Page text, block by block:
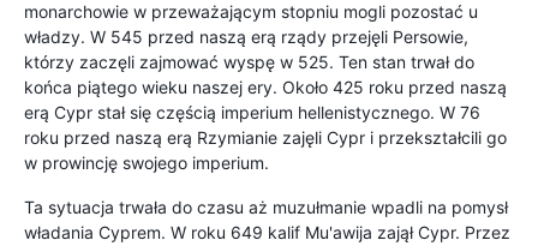
monarchowie w przeważającym stopniu mogli pozostać u
władzy. W 545 przed naszą erą rządy przejęli Persowie,
którzy zaczęli zajmować wyspę w 525. Ten stan trwał do
końca piątego wieku naszej ery. Około 425 roku przed naszą
erą Cypr stał się częścią imperium hellenistycznego. W 76
roku przed naszą erą Rzymianie zajęli Cypr i przekształcili go
w prowincję swojego imperium.
Ta sytuacja trwała do czasu aż muzułmanie wpadli na pomysł
władania Cyprem. W roku 649 kalif Mu'awija zajął Cypr. Przez